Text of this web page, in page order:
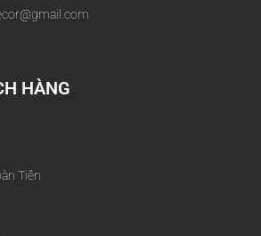
HÀNG
Tiền